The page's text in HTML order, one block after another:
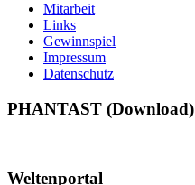
Mitarbeit
Links
Gewinnspiel
Impressum
Datenschutz
PHANTAST (Download)
Weltenportal